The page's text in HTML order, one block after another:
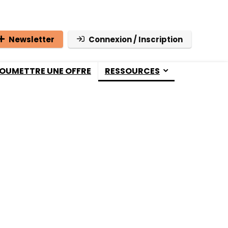
Newsletter Connexion / Inscription
UNE OFFRE RESSOURCES